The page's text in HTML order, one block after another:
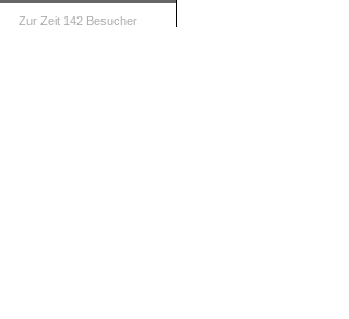
Zur Zeit 142 Besucher